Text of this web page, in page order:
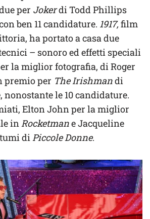
per Jokerdi Todd Phillips
ben 11 candidature. 1917,film
ha portato a casa due
– sonoro ed effetti speciali
la miglior fotografia, di Roger
premio per The Irishmandi
nonostante le 10 candidature.
Elton John per la miglior
inRocketmane Jacqueline
diPiccole Donne.